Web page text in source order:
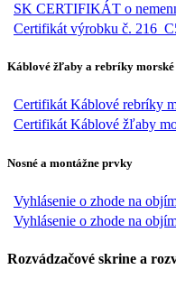
SK CERTIFIKÁT o
Certifikát výrobku č.
Káblové žľaby a rebríky morské
Certifikát Káblové rebríky
Certifikát Káblové žľaby
Nosné a montážne prvky
Vyhlásenie o zhode na
Vyhlásenie o zhode na
Rozvádzačové skrine a